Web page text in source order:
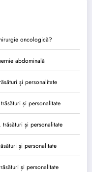
oncologică?
abdominală
și personalitate
și personalitate
și personalitate
și personalitate
și personalitate